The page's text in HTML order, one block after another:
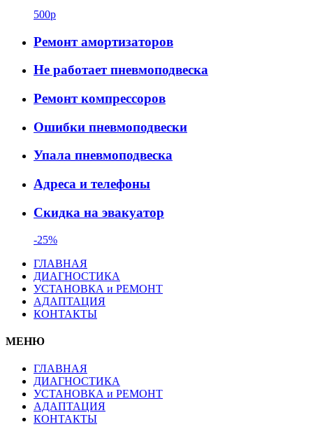
500р
Ремонт амортизаторов
Не работает пневмоподвеска
Ремонт компрессоров
Ошибки пневмоподвески
Упала пневмоподвеска
Адреса и телефоны
Скидка на эвакуатор
-25%
ГЛАВНАЯ
ДИАГНОСТИКА
УСТАНОВКА и РЕМОНТ
АДАПТАЦИЯ
КОНТАКТЫ
МЕНЮ
ГЛАВНАЯ
ДИАГНОСТИКА
УСТАНОВКА и РЕМОНТ
АДАПТАЦИЯ
КОНТАКТЫ